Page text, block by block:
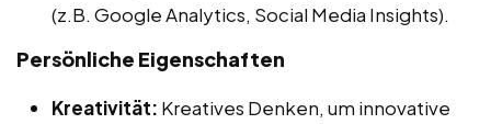
(z.B. Google Analytics, Social Media Insights).
Persönliche Eigenschaften
Kreativität: Kreatives Denken, um innovative